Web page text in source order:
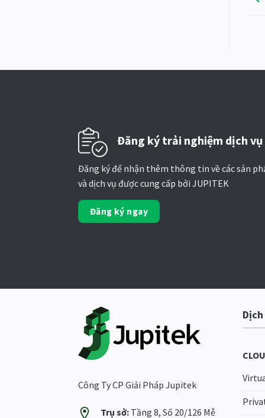
Đăng ký trải nghiệm dịch vụ
Đăng ký để nhận thêm thông tin về các sản
và dịch vụ được cung cấp bởi JUPITEK
Đăng ký ngay
Công Ty CP Giải Pháp Jupitek
Trụ sở: Tầng 8, Số 20/126 Mễ